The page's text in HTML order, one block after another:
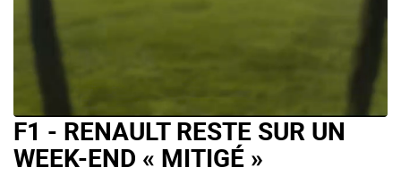
F1 - RENAULT RESTE SUR UN
WEEK-END « MITIGÉ »